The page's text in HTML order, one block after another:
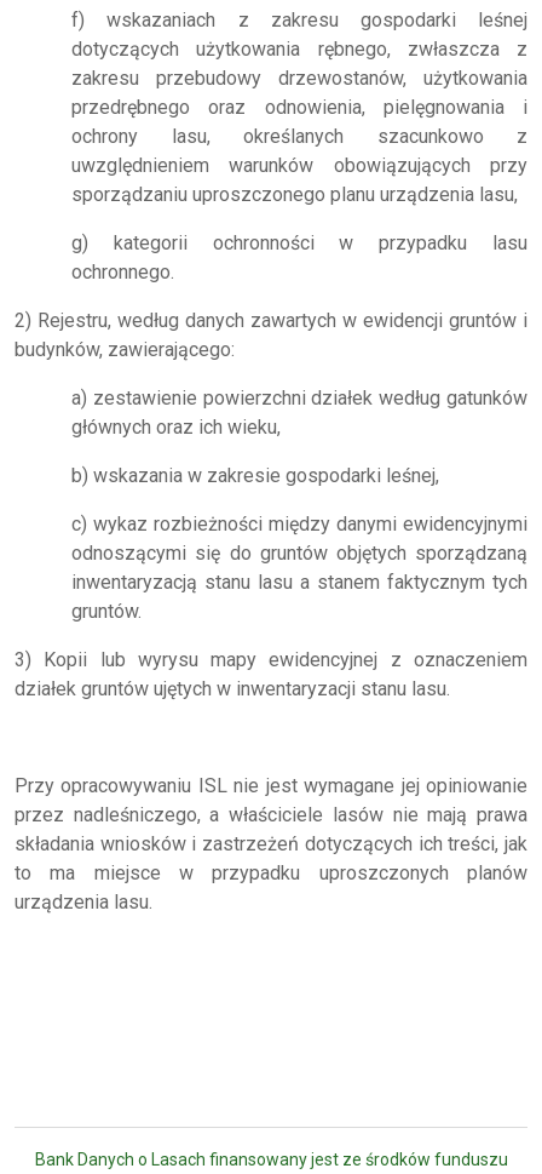
f) wskazaniach z zakresu gospodarki leśnej
dotyczących użytkowania rębnego, zwłaszcza z
zakresu przebudowy drzewostanów, użytkowania
przedrębnego oraz odnowienia, pielęgnowania i
ochrony lasu, określanych szacunkowo z
uwzględnieniem warunków obowiązujących przy
sporządzaniu uproszczonego planu urządzenia lasu,
g) kategorii ochronności w przypadku lasu
ochronnego.
2) Rejestru, według danych zawartych w ewidencji gruntów i
budynków, zawierającego:
a) zestawienie powierzchni działek według gatunków
głównych oraz ich wieku,
b) wskazania w zakresie gospodarki leśnej,
c) wykaz rozbieżności między danymi ewidencyjnymi
odnoszącymi się do gruntów objętych sporządzaną
inwentaryzacją stanu lasu a stanem faktycznym tych
gruntów.
3) Kopii lub wyrysu mapy ewidencyjnej z oznaczeniem
działek gruntów ujętych w inwentaryzacji stanu lasu.
Przy opracowywaniu ISL nie jest wymagane jej opiniowanie
przez nadleśniczego, a właściciele lasów nie mają prawa
składania wniosków i zastrzeżeń dotyczących ich treści, jak
to ma miejsce w przypadku uproszczonych planów
urządzenia lasu.
Bank Danych o Lasach finansowany jest ze środków funduszu